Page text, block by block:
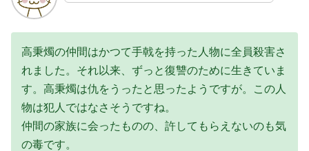
高秉燭の仲間はかつて手戟を持った人物に全員殺害さ
れました。それ以来、ずっと復讐のために生きていま
す。高秉燭は仇をうったと思ったようですが。この人
物は犯人ではなさそうですね。
仲間の家族に会ったものの、許してもらえないのも気
の毒です。